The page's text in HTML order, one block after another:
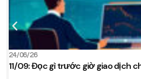
24/06/26
11/09: Đọc gì trước giờ giao dịch